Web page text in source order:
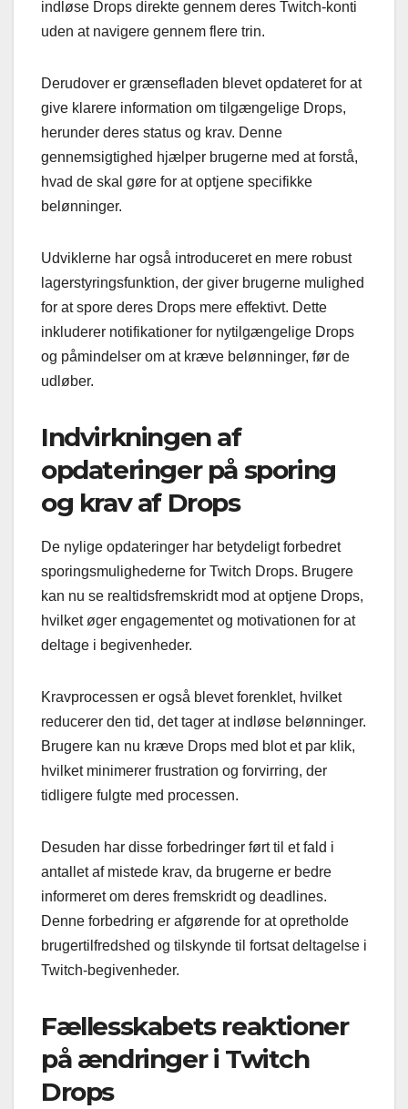
indløse Drops direkte gennem deres Twitch-konti
uden at navigere gennem flere trin.
Derudover er grænsefladen blevet opdateret for at
give klarere information om tilgængelige Drops,
herunder deres status og krav. Denne
gennemsigtighed hjælper brugerne med at forstå,
hvad de skal gøre for at optjene specifikke
belønninger.
Udviklerne har også introduceret en mere robust
lagerstyringsfunktion, der giver brugerne mulighed
for at spore deres Drops mere effektivt. Dette
inkluderer notifikationer for nytilgængelige Drops
og påmindelser om at kræve belønninger, før de
udløber.
Indvirkningen af
opdateringer på sporing
og krav af Drops
De nylige opdateringer har betydeligt forbedret
sporingsmulighederne for Twitch Drops. Brugere
kan nu se realtidsfremskridt mod at optjene Drops,
hvilket øger engagementet og motivationen for at
deltage i begivenheder.
Kravprocessen er også blevet forenklet, hvilket
reducerer den tid, det tager at indløse belønninger.
Brugere kan nu kræve Drops med blot et par klik,
hvilket minimerer frustration og forvirring, der
tidligere fulgte med processen.
Desuden har disse forbedringer ført til et fald i
antallet af mistede krav, da brugerne er bedre
informeret om deres fremskridt og deadlines.
Denne forbedring er afgørende for at opretholde
brugertilfredshed og tilskynde til fortsat deltagelse i
Twitch-begivenheder.
Fællesskabets reaktioner
på ændringer i Twitch
Drops